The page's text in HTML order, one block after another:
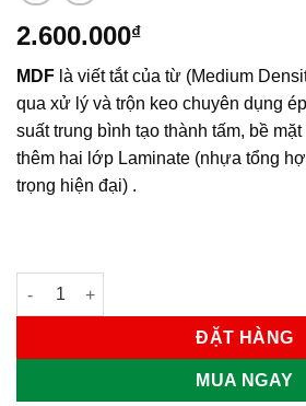
2.600.000₫
MDF là viết tắt của từ (Medium
qua xử lý và trộn keo chuyên dụng
suất trung bình tạo thành tấm, bề
thêm hai lớp Laminate (nhựa tổng
trọng hiện đại) .
Cửa gỗ công nghiệp MDF phủ
ĐẶT HÀNG
MUA NGAY